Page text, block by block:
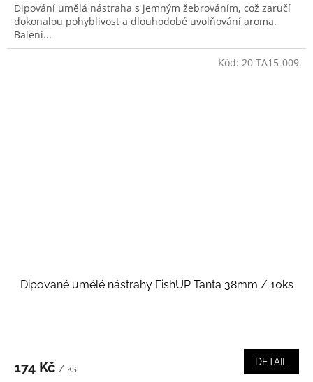
Dipování umělá nástraha s jemným žebrováním, což zaručí
dokonalou pohyblivost a dlouhodobé uvolňování aroma.
Balení...
Dipované umělé nástrahy FishUP Tanta 38mm / 10ks
174 Kč / ks
DETAIL
Kód: 20 TA15-009